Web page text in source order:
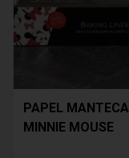
PAPEL MANTECA
MINNIE MOUSE